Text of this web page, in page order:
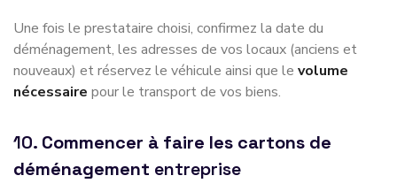
Une fois le prestataire choisi, confirmez la date du
déménagement, les adresses de vos locaux (anciens et
nouveaux) et réservez le véhicule ainsi que le volume
nécessaire pour le transport de vos biens.
10. Commencer à faire les cartons de
déménagement entreprise